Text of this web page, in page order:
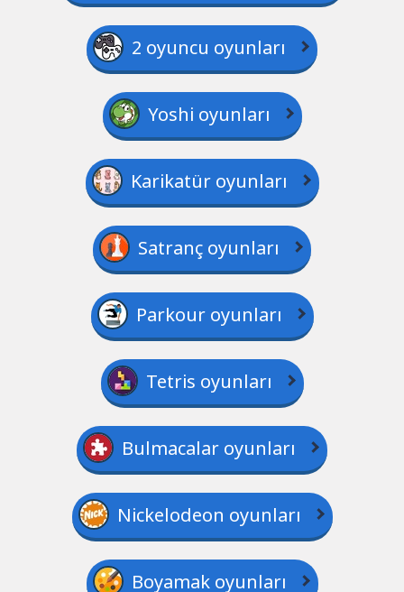
2 oyuncu oyunları
Yoshi oyunları
Karikatür oyunları
Satranç oyunları
Parkour oyunları
Tetris oyunları
Bulmacalar oyunları
Nickelodeon oyunları
Boyamak oyunları